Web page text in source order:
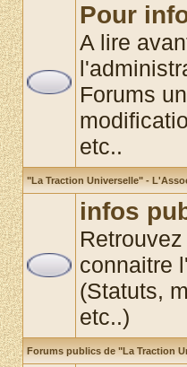
Pour
A lire
Forums
etc..
"La Traction Universelle" -
infos
connaitre
(Statuts,
etc..)
Forums publics de "La Traction